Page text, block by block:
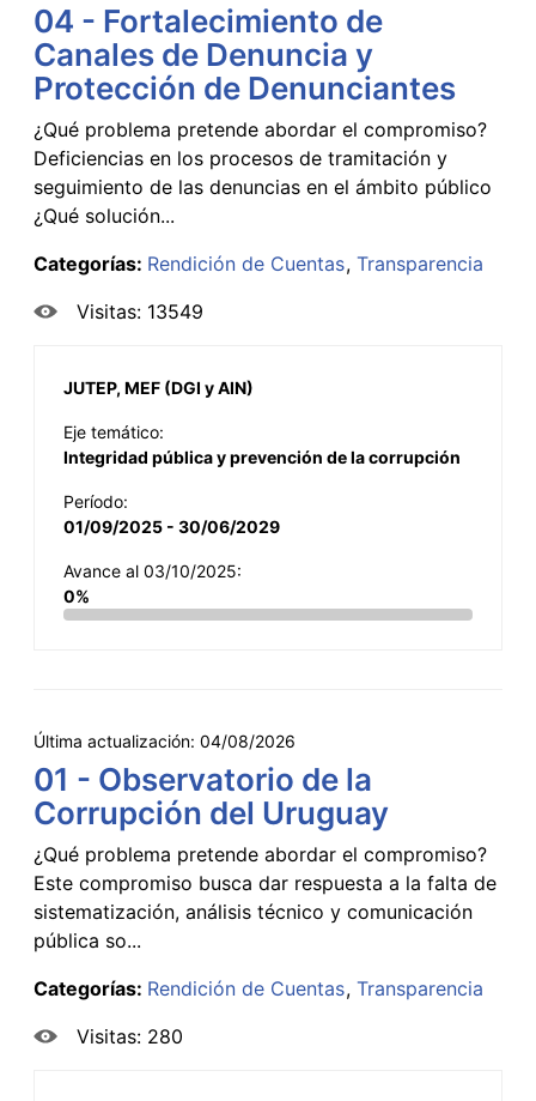
04 - Fortalecimiento de
Canales de Denuncia y
Protección de Denunciantes
¿Qué problema pretende abordar el compromiso?
Deficiencias en los procesos de tramitación y
seguimiento de las denuncias en el ámbito público
¿Qué solución...
Categorías: Rendición de Cuentas Transparencia
Visitas: 13549
JUTEP, MEF (DGI y AIN)
Eje temático:
Integridad pública y prevención de la corrupción
Período:
01/09/2025 - 30/06/2029
Avance al 03/10/2025:
0%
Última actualización: 04/08/2026
01 - Observatorio de la
Corrupción del Uruguay
¿Qué problema pretende abordar el compromiso?
Este compromiso busca dar respuesta a la falta de
sistematización, análisis técnico y comunicación
pública so...
Categorías: Rendición de Cuentas Transparencia
Visitas: 280